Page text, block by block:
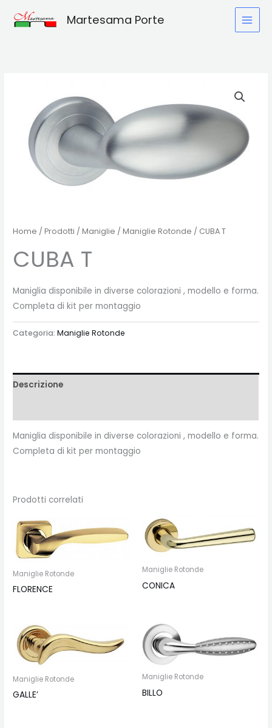
Martesama Porte
Home /Prodotti /Maniglie /Maniglie Rotonde / CUBA T
CUBA T
Maniglia disponibile in diverse colorazioni , modello e forma.
Completa di kit per montaggio
Categoria:Maniglie Rotonde
Descrizione
Maniglia disponibile in diverse colorazioni , modello e forma.
Completa di kit per montaggio
Prodotti correlati
Maniglie Rotonde
FLORENCE
Maniglie Rotonde
CONICA
Maniglie Rotonde
GALLE’
Maniglie Rotonde
BILLO